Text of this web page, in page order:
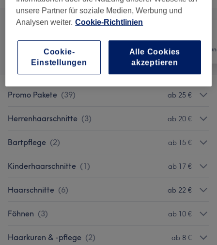
Alle
Promo Pakete (39) ab 25 €
Herrenhaarschnitte (3) ab 20 €
Bartpflege (2) ab 15 €
Kinderhaarschnitte (1) ab 17 €
Haarschnitte (6) ab 22 €
Föhnen (3) ab 10 €
Haarkuren & -pflege (2) ab 8 €
unsere Partner für soziale Medien, Werbung und
Analysen weiter. Cookie-Richtlinien
Cookie-
Einstellungen
Alle Cookies
akzeptieren